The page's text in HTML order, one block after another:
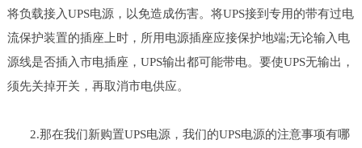
将负载接入UPS电源，以免造成伤害。将UPS接到专用的带有过电
流保护装置的插座上时，所用电源插座应接保护地端;无论输入电
源线是否插入市电插座，UPS输出都可能带电。要使UPS无输出，
须先关掉开关，再取消市电供应。
2.那在我们新购置UPS电源，我们的UPS电源的注意事项有哪